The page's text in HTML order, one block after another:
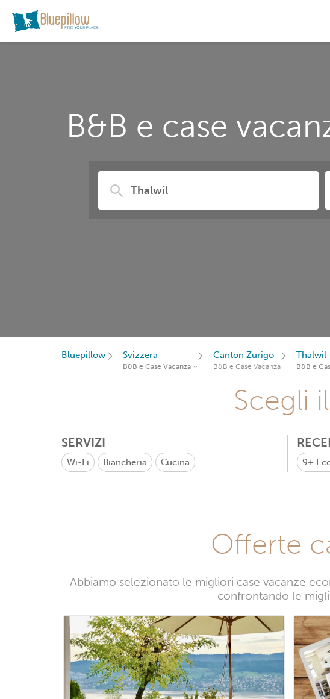
B&B e case
Bluepillow Svizzera
B&B e Case Vacanza
Canton Zurigo
B&B e Case Vacanza
Thalwil
B&B e
Scegli
SERVIZI
Wi-Fi Biancheria Cucina 9+
Offerte
Abbiamo selezionato le migliori case vacanze
confrontando le